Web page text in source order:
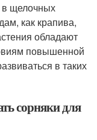
в щелочных
как крапива,
обладают
повышенной
в таких
сорняки для